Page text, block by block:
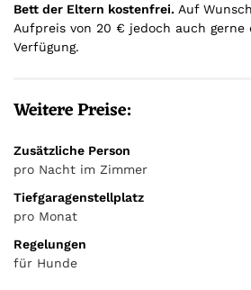
Bett der Eltern kostenfrei. Auf
Aufpreis von 20 € jedoch auch
Verfügung.
Weitere Preise:
Zusätzliche Person
pro Nacht im Zimmer
Tiefgaragenstellplatz
pro Monat
Regelungen
für Hunde